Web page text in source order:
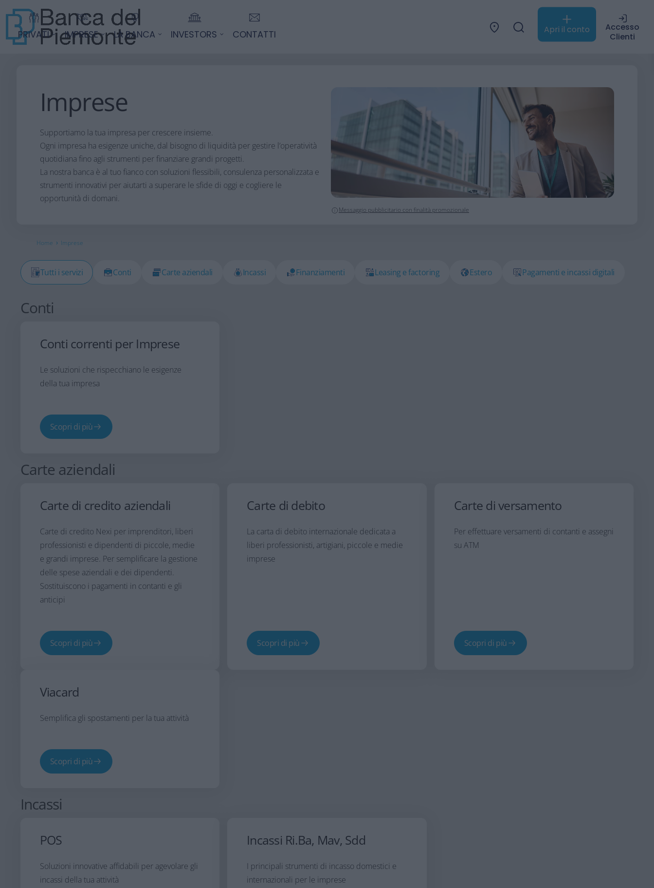
PRIVATI IMPRESE LA BANCA INVESTORS CONTATTI Apri il conto
Accesso
Clienti
Imprese
Supportiamo la tua impresa per crescere insieme.
Ogni impresa ha esigenze uniche, dal bisogno di liquidità per gestire l’operatività
quotidiana fino agli strumenti per finanziare grandi progetti.
La nostra banca è al tuo fianco con soluzioni flessibili, consulenza personalizzata e
strumenti innovativi per aiutarti a superare le sfide di oggi e cogliere le
opportunità di domani.
Messaggio pubblicitario con finalità promozionale
Home › Imprese
Tutti i servizi Conti Carte aziendali Incassi Finanziamenti Leasing e factoring Estero Pagamenti e incassi digitali
Conti
Conti correnti per Imprese
Le soluzioni che rispecchiano le esigenze
della tua impresa
Scopri di più
Carte aziendali
Carte di credito aziendali
Carte di credito Nexi per imprenditori, liberi
professionisti e dipendenti di piccole, medie
e grandi imprese. Per semplificare la gestione
delle spese aziendali e dei dipendenti.
Sostituiscono i pagamenti in contanti e gli
anticipi
Scopri di più
Carte di debito
La carta di debito internazionale dedicata a
liberi professionisti, artigiani, piccole e medie
imprese
Scopri di più
Carte di versamento
Per effettuare versamenti di contanti e assegni
su ATM
Scopri di più
Viacard
Semplifica gli spostamenti per la tua attività
Scopri di più
Incassi
POS
Soluzioni innovative affidabili per agevolare gli
incassi della tua attività
Incassi Ri.Ba, Mav, Sdd
I principali strumenti di incasso domestici e
internazionali per le imprese